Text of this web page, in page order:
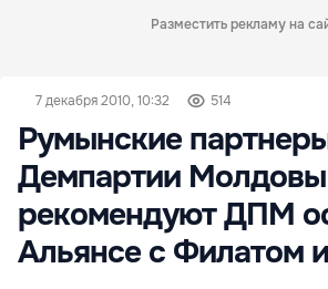
Разместить рекламу на
7 декабря 2010, 10:32 514
Румынские
Демпартии Молдовы
рекомендуют ДПМ
Альянсе с Филатом